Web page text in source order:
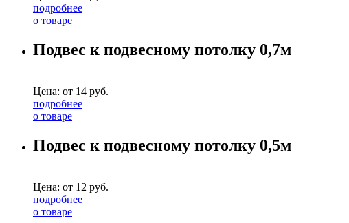
подробнее
о товаре
Подвес к подвесному потолку 0,7м
Цена: от 14 руб.
подробнее
о товаре
Подвес к подвесному потолку 0,5м
Цена: от 12 руб.
подробнее
о товаре